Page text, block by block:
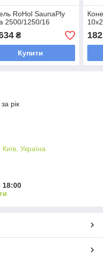
RoHol SaunaPly
2500/1250/16
₴
Купити
рік
Україна
18:00